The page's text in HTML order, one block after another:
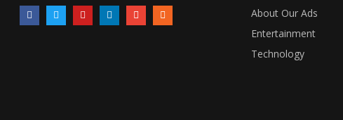
About Our Ads
Entertainment
Technology